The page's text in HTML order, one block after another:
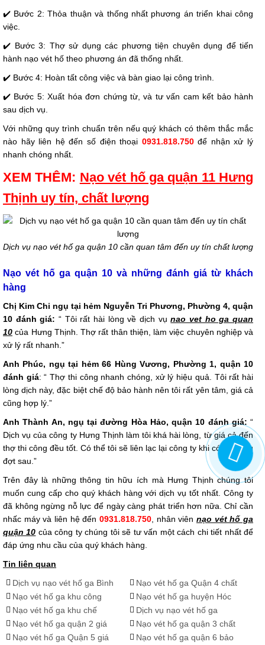
✔️ Bước 2: Thỏa thuận và thống nhất phương án triển khai công
việc.
✔️ Bước 3: Thợ sử dụng các phương tiện chuyên dụng để tiến
hành nạo vét hố theo phương án đã thống nhất.
✔️ Bước 4: Hoàn tất công việc và bàn giao lại công trình.
✔️ Bước 5: Xuất hóa đơn chứng từ, và tư vấn cam kết bảo hành
sau dịch vụ.
Với những quy trình chuẩn trên nếu quý khách có thêm thắc mắc
nào hãy liên hệ đến số điện thoại 0931.818.750để nhận xử lý
nhanh chóng nhất.
XEM THÊM: Nạo vét hố ga quận 11 Hưng
Thịnh uy tín, chất lượng
Dịch vụ nạo vét hố ga quận 10 cần quan tâm đến uy tín chất lượng
Nạo vét hố ga quận 10 và những đánh giá từ khách
hàng
Chị Kim Chi ngụ tại hẻm Nguyễn Tri Phương, Phường 4, quận
10 đánh giá: “ Tôi rất hài lòng về dịch vụnao vet ho ga quan
10 của Hưng Thịnh. Thợ rất thân thiện, làm việc chuyên nghiệp và
xử lý rất nhanh.”
Anh Phúc, ngụ tại hẻm 66 Hùng Vương, Phường 1, quận 10
đánh giá: “ Thợ thi công nhanh chóng, xử lý hiệu quả. Tôi rất hài
lòng dịch này, đặc biệt chế độ bảo hành nên tôi rất yên tâm, giá cả
cũng hợp lý.”
Anh Thành An, ngụ tại đường Hòa Hảo, quận 10 đánh giá: “
Dịch vụ của công ty Hưng Thịnh làm tôi khá hài lòng, từ giá cả đến
thợ thi công đều tốt. Có thể tôi sẽ liên lạc lại công ty khi có nhu cầu
đợt sau.”
Trên đây là những thông tin hữu ích mà Hưng Thịnh chúng tôi
muốn cung cấp cho quý khách hàng với dịch vụ tốt nhất. Công ty
đã không ngừng nỗ lực để ngày càng phát triển hơn nữa. Chỉ cần
nhấc máy và liên hệ đến 0931.818.750 , nhân viênnạo vét hố ga
quận 10 của công ty chúng tôi sẽ tư vấn một cách chi tiết nhất để
đáp ứng nhu cầu của quý khách hàng.
Tin liên quan
Dịch vụ nạo vét hố ga Bình
Dương Hưng Thịnh
Nạo vét hố ga Quận 4 chất
lượng Hưng Thịnh -
0931818750
Nạo vét hố ga khu công
nghiệp
Nạo vét hố ga huyện Hóc
Môn giá rẻ - LH
0931.818.750
Nạo vét hố ga khu chế
xuất
Dịch vụ nạo vét hố ga
Quận 1 Hưng Thịnh
Nạo vét hố ga quận 2 giá
rẻ - 0931818750
Nạo vét hố ga quận 3 chất
lượng giá rẻ
Nạo vét hố ga Quận 5 giá Nạo vét hố ga quận 6 bảo